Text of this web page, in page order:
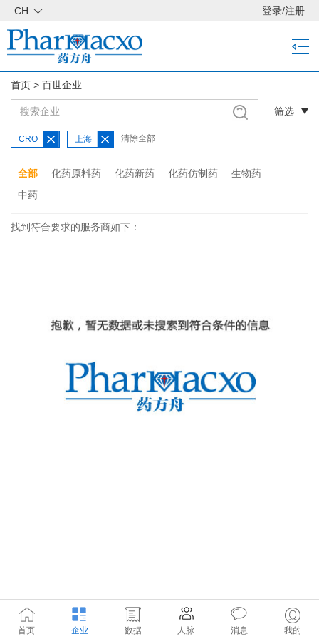
CH 登录/注册
首页 > 百世企业
筛选
CRO 上海 清除全部
全部 化药原料药 化药新药 化药仿制药
生物药
中药
找到符合要求的服务商如下：
首页 企业 数据 人脉 消息 我的